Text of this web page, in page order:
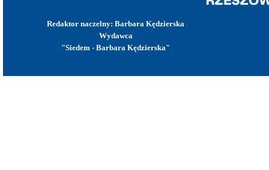
Redaktor naczelny: Barbara Kędzierska
Wydawca
"Siedem - Barbara Kędzierska"